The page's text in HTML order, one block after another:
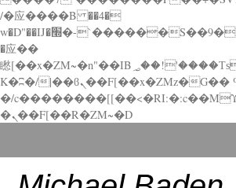
/�应����B ��4�
w�D"��IJ�׭�-`������S��9�Dr�ji��EJ߅��gJ
�应��
矁[��x�ZM~�n"��IB؃��!'����Тѕ��+��(m��I
K�ʭ�/|��ϐܢ��F[��x�ZMz�G�� %嬩
�/
�ܢ��F[��R�ZM~�D
down